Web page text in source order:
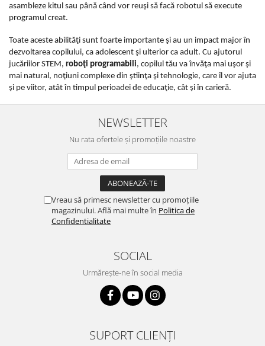
asambleze kitul sau până când vor reuşi să facă robotul să execute
programul creat.
Toate aceste abilităţi sunt foarte importante şi au un impact major în
dezvoltarea copilului, ca adolescent şi ulterior ca adult. Cu ajutorul
jucăriilor STEM, roboţi programabili, copilul tău va învăţa mai uşor şi
mai natural, noţiuni complexe din ştiinţa şi tehnologie, care îl vor ajuta
şi pe viitor, atât în timpul perioadei de educaţie, cât şi în carieră.
NEWSLETTER
Nu rata ofertele și promoțiile noastre
Vreau să primesc newsletter cu promoțiile
magazinului. Află mai multe în Politica de
Confidentialitate
SOCIAL
Urmărește-ne în social media
SUPORT CLIENȚI